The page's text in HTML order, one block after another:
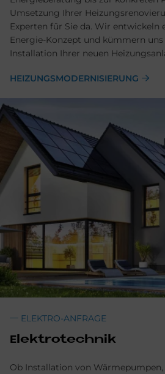
Umsetzung Ihrer
Experten für Sie da. Wir entwickeln
Energie-Konzept und kümmern
Installation Ihrer neuen
HEIZUNGSMODERNISIERUNG
ELEKTRO-ANFRAGE
Elektrotechnik
Ob Installation von